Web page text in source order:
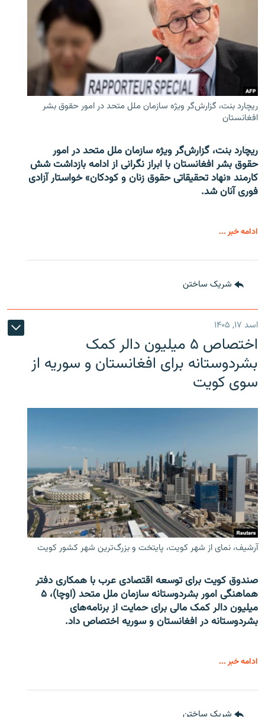
ریچارد بنت، گزارش‌گر ویژه سازمان ملل متحد در امور حقوق بشر
افغانستان
ریچارد بنت، گزارش‌گر ویژه سازمان ملل متحد در امور
حقوق بشر افغانستان با ابراز نگرانی از ادامه بازداشت شش
کارمند «نهاد تحقیقاتی حقوق زنان و کودکان» خواستار آزادی
فوری آنان شد.
ادامه خبر ...
شریک ساختن
اسد ۱۷, ۱۴۰۵
اختصاص ۵ میلیون دالر کمک
بشردوستانه برای افغانستان و سوریه از
سوی کویت
آرشیف، نمای از شهر کویت، پایتخت و بزرگ‌ترین شهر کشور کویت
صندوق کویت برای توسعه اقتصادی عرب با همکاری دفتر
هماهنگی امور بشردوستانه سازمان ملل متحد (اوچا)، ۵
میلیون دالر کمک مالی برای حمایت از برنامه‌های
بشردوستانه در افغانستان و سوریه اختصاص داد.
ادامه خبر ...